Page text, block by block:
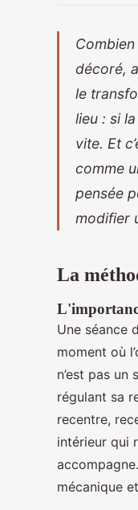
décoré,
le
lieu : si
vite. Et
comme
pensée
modifier
La
Une séance
moment où
n’est pas
régulant sa
recentre,
intérieur qui
mécanique